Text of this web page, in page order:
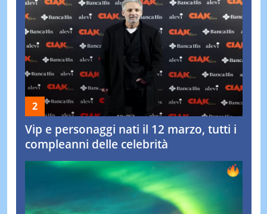
Vip e personaggi nati il 12 marzo, tutti i
compleanni delle celebrità